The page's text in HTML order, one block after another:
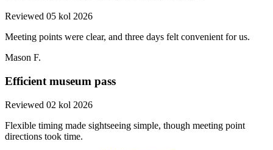
Reviewed 05 kol 2026
Meeting points were clear, and three days felt convenient for us.
Mason F.
Efficient museum pass
Reviewed 02 kol 2026
Flexible timing made sightseeing simple, though meeting point
directions took time.